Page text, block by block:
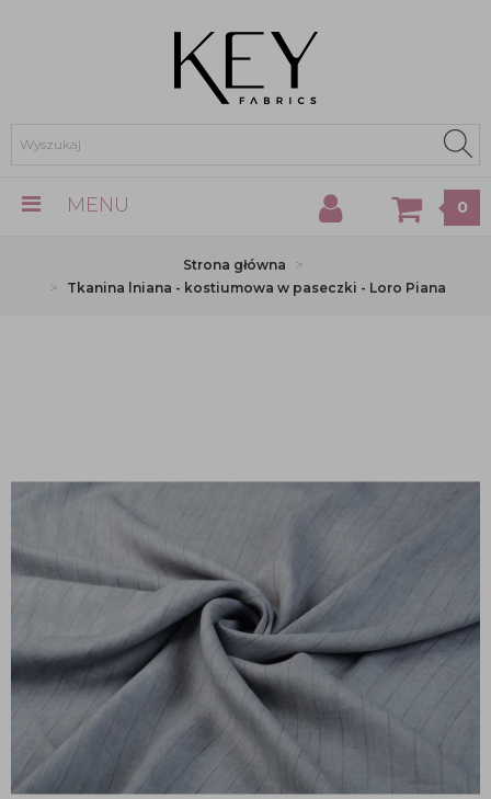
MENU 0
Strona główna
Tkanina lniana - kostiumowa w paseczki - Loro Piana